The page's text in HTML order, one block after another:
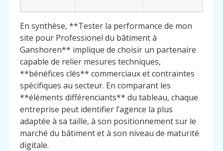
En synthèse, **Tester la performance de mon
site pour Professionel du bâtiment à
Ganshoren** implique de choisir un partenaire
capable de relier mesures techniques,
**bénéfices clés** commerciaux et contraintes
spécifiques au secteur. En comparant les
**éléments différenciants** du tableau, chaque
entreprise peut identifier l’agence la plus
adaptée à sa taille, à son positionnement sur le
marché du bâtiment et à son niveau de maturité
digitale.